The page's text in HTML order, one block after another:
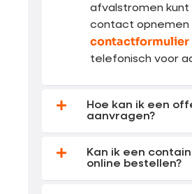
afvalstromen kunt
contact opnemen
contactformulier
telefonisch voor
Hoe kan ik een
aanvragen?
Kan ik een
online bestellen?